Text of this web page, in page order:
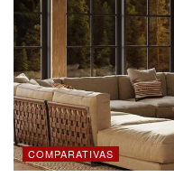
COMPARATIVAS